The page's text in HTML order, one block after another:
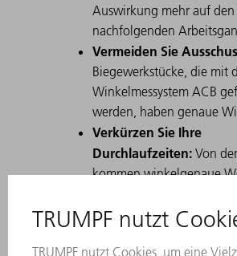
Auswirkung mehr auf den
nachfolgenden
Vermeiden Sie
Biegewerkstücke, die mit
Winkelmessystem ACB
werden, haben genaue
Verkürzen Sie Ihre
Durchlaufzeiten:Von
kommen winkelgenaue
noch von der